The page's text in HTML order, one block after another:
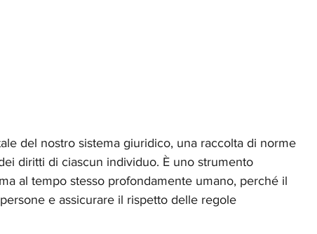
del nostro sistema giuridico, una raccolta di norme
diritti di ciascun individuo. È uno strumento
al tempo stesso profondamente umano, perché il
e assicurare il rispetto delle regole